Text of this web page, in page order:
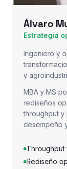
Álvaro
Estrategia
Ingeniero y
y
MBA y MS
rediseños
throughput
desempeño
Throughput
Rediseño